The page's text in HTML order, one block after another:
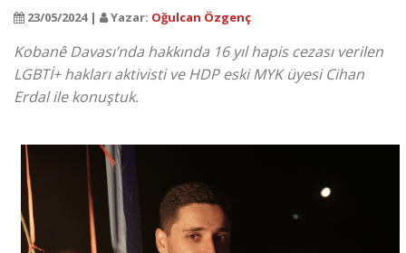
23/05/2024 | Yazar: Oğulcan Özgenç
Kobanê Davası’nda hakkında 16 yıl hapis cezası verilen
LGBTİ+ hakları aktivisti ve HDP eski MYK üyesi Cihan
Erdal ile konuştuk.